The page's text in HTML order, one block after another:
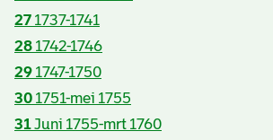
27 1737-1741
28 1742-1746
29 1747-1750
30 1751-mei 1755
31Juni 1755-mrt 1760